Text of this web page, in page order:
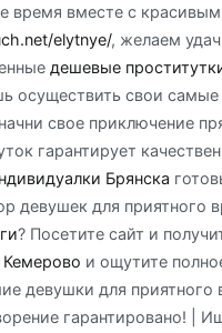
время вместе с
elytnye/, желаем
дешевые
осуществить свои
свое приключение
гарантирует
Брянска
девушек для приятного
? Посетите сайт и
Кемерово и ощутите
девушки для
гарантировано! |